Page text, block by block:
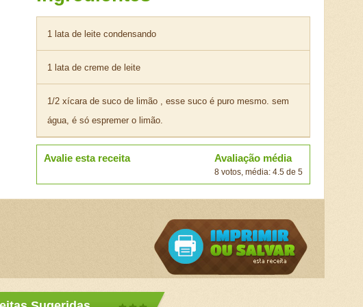
1 lata de leite condensando
1 lata de creme de leite
1/2 xícara de suco de limão , esse suco é puro mesmo. sem
água, é só espremer o limão.
Avalie esta receita Avaliação média
8 votos, média: 4.5 de 5